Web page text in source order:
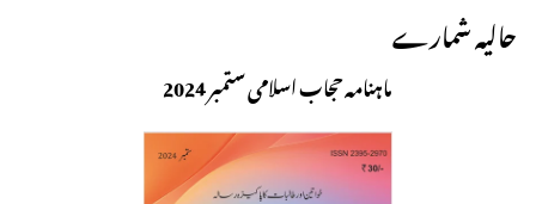
حالیہ شمارے
ماہنامہ حجاب اسلامی ستمبر 2024